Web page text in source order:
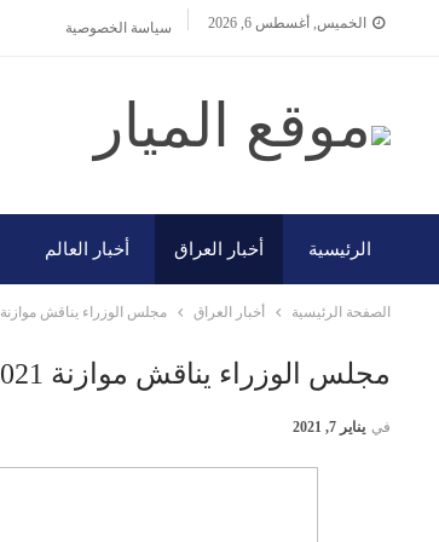
الخميس, أغسطس 6, 2026 سياسة الخصوصية
الرئيسية أخبار العراق أخبار العالم
الصفحة الرئيسية أخبار العراق مجلس الوزراء يناقش موازنة 2021 في جلسة استثنائية بعد ضجة التسريبات
مجلس الوزراء يناقش موازنة 2021 في جلسة استثنائية بعد ضجة التسريبات
في يناير 7, 2021